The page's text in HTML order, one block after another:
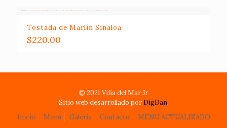
Tostada de Marlín Sinaloa
$220.00
© 2021 Viña del Mar Jr
Sitio web desarrollado porDigDan.
Inicio
Menú Galería Contacto MENU ACTUALIZADO